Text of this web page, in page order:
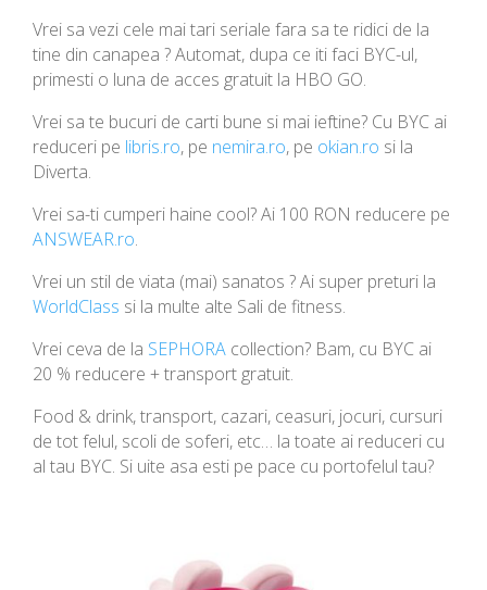
Vrei sa vezi cele mai tari seriale fara sa te ridici de la
tine din canapea ? Automat, dupa ce iti faci BYC-ul,
primesti o luna de acces gratuit la HBO GO.
Vrei sa te bucuri de carti bune si mai ieftine? Cu BYC ai
reduceri pe libris.ro, pe nemira.ro, pe okian.ro si la
Diverta.
Vrei sa-ti cumperi haine cool? Ai 100 RON reducere pe
ANSWEAR.ro.
Vrei un stil de viata (mai) sanatos ? Ai super preturi la
WorldClass si la multe alte Sali de fitness.
Vrei ceva de la SEPHORA collection? Bam, cu BYC ai
20 % reducere + transport gratuit.
Food & drink, transport, cazari, ceasuri, jocuri, cursuri
de tot felul, scoli de soferi, etc… la toate ai reduceri cu
al tau BYC. Si uite asa esti pe pace cu portofelul tau?